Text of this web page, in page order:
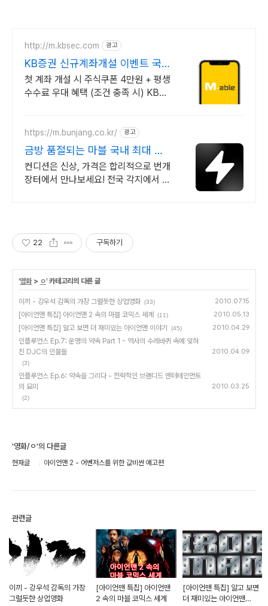
http://m.kbsec.com 광고
KB증권 신규계좌개설 이벤트 국내
주식쿠폰 최대 5만원
첫 계좌 개설 시 주식쿠폰 4만원 + 평생
수수료 우대 혜택 (조건 충족 시) KB증
https://m.bunjang.co.kr/ 광고
금방 품절되는 마블 국내 최대 브
랜드 중고거래
컨디션은 신상, 가격은 합리적으로 번개
장터에서 만나보세요! 전국 각지에서 올
22 구독하기
'영화> ㅇ' 카테고리의 다른 글
이끼 - 강우석 감독의 가장 그럴듯한 상업영화 (33) 2010.07.15
[아이언맨 특집] 아이언맨 2 속의 마블 코믹스 세계 (11) 2010.05.13
[아이언맨 특집] 알고 보면 더 재미있는 아이언맨 이야기 (45) 2010.04.29
인플루언스 Ep.7: 운명의 약속 Part 1 - 역사의 수레바퀴 속에 잊혀
진 DJC의 인물들
(3)
2010.04.09
인플루언스 Ep.6: 약속을 그리다 - 전략적인 브랜디드 엔터테인먼트
의 묘미
(2)
2010.03.25
'영화/ㅇ'의 다른글
현재글 아이언맨 2 - 어벤저스를 위한 값비싼 예고편
관련글
이끼 - 강우석 감독의 가장
그럴듯한 상업영화
[아이언맨 특집] 아이언맨
2 속의 마블 코믹스 세계
[아이언맨 특집] 알고 보면
더 재미있는 아이언맨